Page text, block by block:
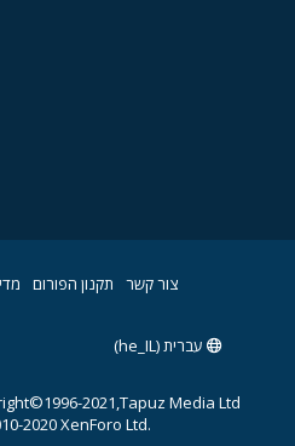
צור קשר תקנון הפורום
עברית (he_IL)
2021,Tapuz Media Ltd.
2020 XenForo Ltd.